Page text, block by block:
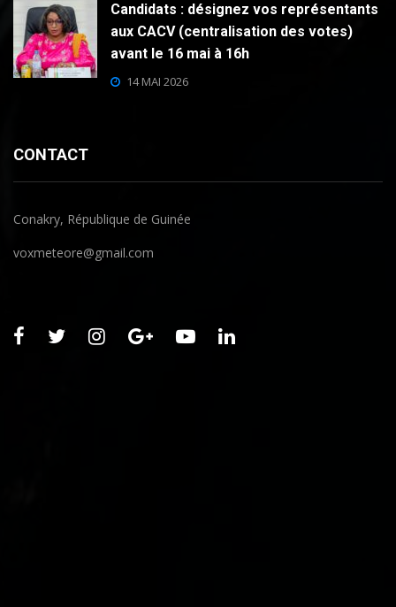
Candidats : désignez vos représentants
aux CACV (centralisation des votes)
avant le 16 mai à 16h
14 MAI 2026
CONTACT
Conakry, République de Guinée
voxmeteore@gmail.com